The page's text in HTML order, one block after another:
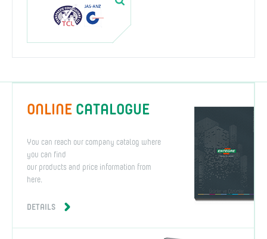
ONLINE CATALOGUE
You can reach our company catalog where
you can find
our products and price information from
here.
DETAILS